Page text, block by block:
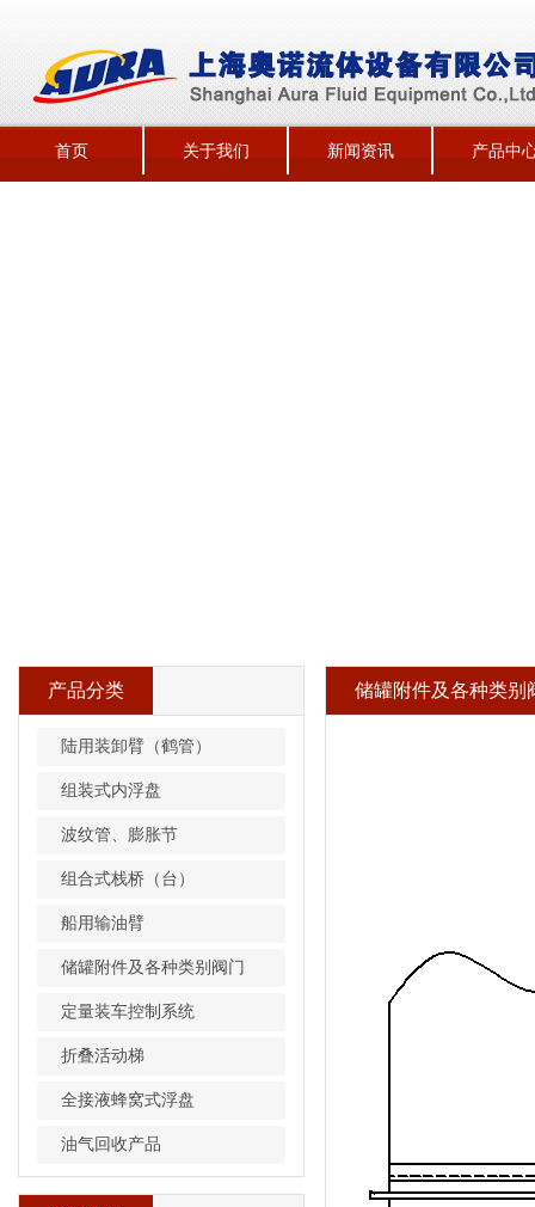
首页 关于我们 新闻资讯 产品中
产品分类
陆用装卸臂（鹤管）
组装式内浮盘
波纹管、膨胀节
组合式栈桥（台）
船用输油臂
储罐附件及各种类别阀门
定量装车控制系统
折叠活动梯
全接液蜂窝式浮盘
油气回收产品
储罐附件及各种类别